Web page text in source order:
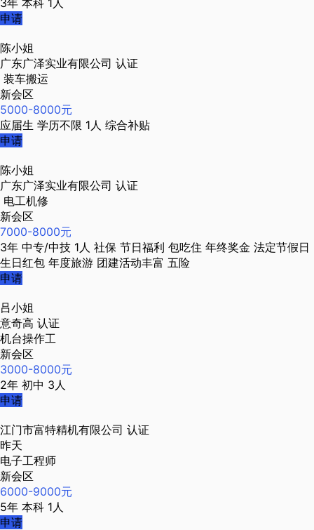
申请
陈小姐
广东广泽实业有限公司 认证
装车搬运
新会区
5000-8000元
应届生 学历不限 1人 综合补贴
申请
陈小姐
广东广泽实业有限公司 认证
电工机修
新会区
7000-8000元
3年 中专/中技 1人 社保 节日福利 包吃住 年终奖金 法定节假日
生日红包 年度旅游 团建活动丰富 五险
申请
吕小姐
意奇高 认证
机台操作工
新会区
3000-8000元
2年 初中 3人
申请
江门市富特精机有限公司 认证
昨天
电子工程师
新会区
6000-9000元
5年 本科 1人
申请